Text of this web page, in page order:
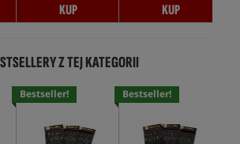
KUP KUP
Z TEJ KATEGORII
Bestseller! Bestseller!